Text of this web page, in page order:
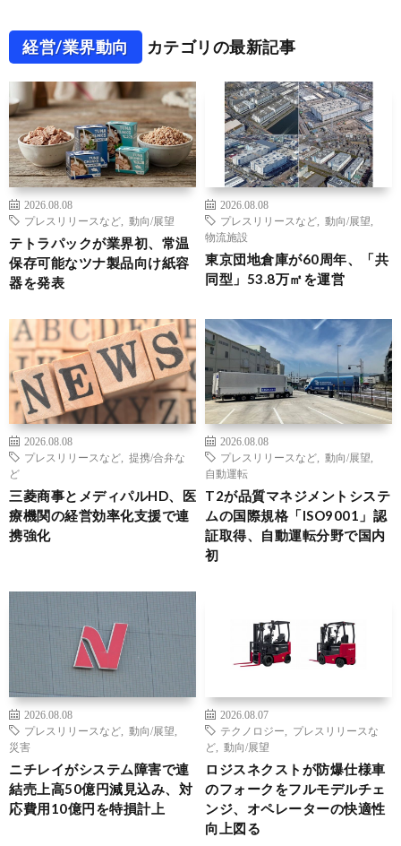
経営/業界動向 カテゴリの最新記事
2026.08.08
プレスリリースなど
動向/展望
テトラパックが業界初、常温
保存可能なツナ製品向け紙容
器を発表
2026.08.08
プレスリリースなど
動向/展望
物流施設
東京団地倉庫が60周年、「共
同型」53.8万㎡を運営
2026.08.08
プレスリリースなど
提携/合弁な
ど
三菱商事とメディパルHD、医
療機関の経営効率化支援で連
携強化
2026.08.08
プレスリリースなど
動向/展望
自動運転
T2が品質マネジメントシステ
ムの国際規格「ISO9001」認
証取得、自動運転分野で国内
初
2026.08.08
プレスリリースなど
動向/展望
災害
ニチレイがシステム障害で連
結売上高50億円減見込み、対
応費用10億円を特損計上
2026.08.07
テクノロジー
プレスリリースな
ど
動向/展望
ロジスネクストが防爆仕様車
のフォークをフルモデルチェ
ンジ、オペレーターの快適性
向上図る